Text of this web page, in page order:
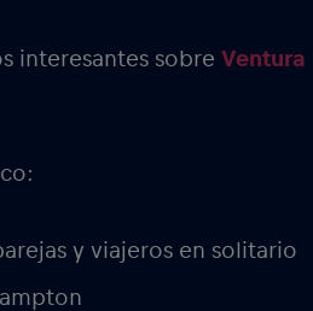
interesantes sobre Ventura
y viajeros en solitario